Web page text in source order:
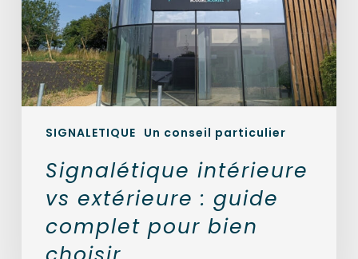
SIGNALETIQUE Un conseil particulier
complet
pour
bien
choisir
Signalétique intérieure
vs extérieure : guide
complet pour bien